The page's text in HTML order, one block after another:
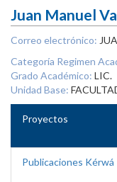
Juan Manuel
Correo electrónico:
Categoría Regimen
Grado Académico: LIC.
Unidad Base:
Proyectos
Publicaciones Kérwá